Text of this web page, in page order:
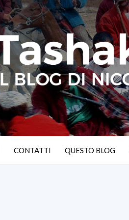
CONTATTI QUESTO BLOG